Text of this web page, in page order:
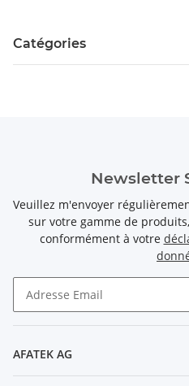
Catégories
Newsletter
Veuillez m'envoyer
sur votre gamme de
conformément à votre
AFATEK AG